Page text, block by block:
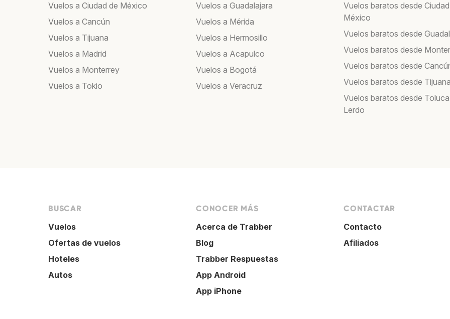
Vuelos a Ciudad de México
Vuelos a Cancún
Vuelos a Tijuana
Vuelos a Madrid
Vuelos a Monterrey
Vuelos a Tokio
Vuelos a Guadalajara
Vuelos a Mérida
Vuelos a Hermosillo
Vuelos a Acapulco
Vuelos a Bogotá
Vuelos a Veracruz
Vuelos baratos desde
México
Vuelos baratos desde
Vuelos baratos desde
Vuelos baratos desde
Vuelos baratos desde
Vuelos baratos desde
Lerdo
BUSCAR
Vuelos
Ofertas de vuelos
Hoteles
Autos
CONOCER MÁS
Acerca de Trabber
Blog
Trabber Respuestas
App Android
App iPhone
CONTACTAR
Contacto
Afiliados